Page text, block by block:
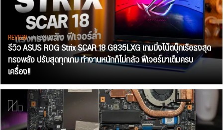
REVIEW• Jul 28, 2026
รีวิว ASUS ROG Strix SCAR 18 G835LXG เกมมิ่งโน้ตบุ๊กเรือธงสุด
ทรงพลัง ปรับสุดทุกเกม ทำงานหนักก็ไม่กลัว ฟีเจอร์มาเต็มครบ
เครื่อง!!